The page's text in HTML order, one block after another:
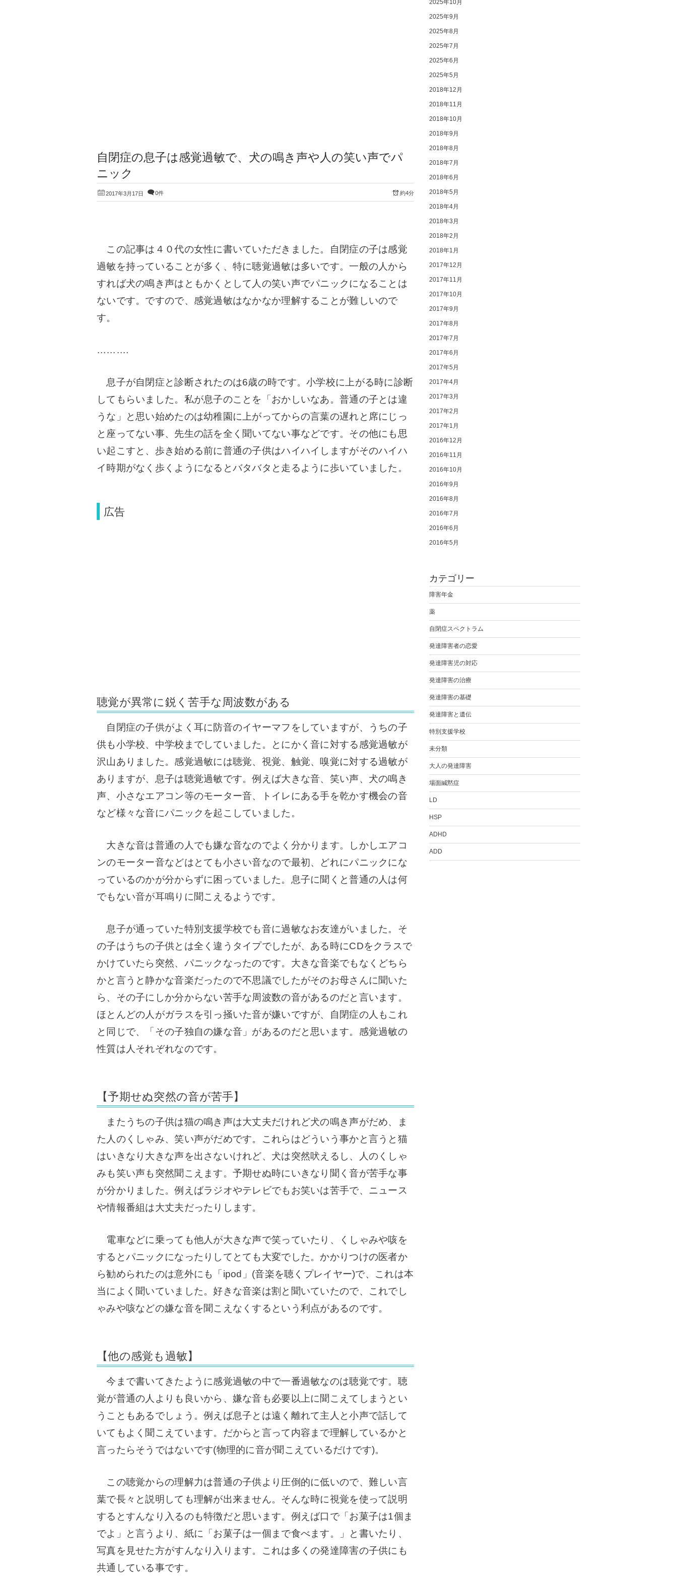
自閉症の息子は感覚過敏で、犬の鳴き声や人の笑い声でパ
ニック
2017年3月17日 0件 約4分
この記事は４０代の女性に書いていただきました。自閉症の子は感覚
過敏を持っていることが多く、特に聴覚過敏は多いです。一般の人から
すれば犬の鳴き声はともかくとして人の笑い声でパニックになることは
ないです。ですので、感覚過敏はなかなか理解することが難しいので
す。
……….
息子が自閉症と診断されたのは6歳の時です。小学校に上がる時に診断
してもらいました。私が息子のことを「おかしいなあ。普通の子とは違
うな」と思い始めたのは幼稚園に上がってからの言葉の遅れと席にじっ
と座ってない事、先生の話を全く聞いてない事などです。その他にも思
い起こすと、歩き始める前に普通の子供はハイハイしますがそのハイハ
イ時期がなく歩くようになるとバタバタと走るように歩いていました。
広告
聴覚が異常に鋭く苦手な周波数がある
自閉症の子供がよく耳に防音のイヤーマフをしていますが、うちの子
供も小学校、中学校までしていました。とにかく音に対する感覚過敏が
沢山ありました。感覚過敏には聴覚、視覚、触覚、嗅覚に対する過敏が
ありますが、息子は聴覚過敏です。例えば大きな音、笑い声、犬の鳴き
声、小さなエアコン等のモーター音、トイレにある手を乾かす機会の音
など様々な音にパニックを起こしていました。
大きな音は普通の人でも嫌な音なのでよく分かります。しかしエアコ
ンのモーター音などはとても小さい音なので最初、どれにパニックにな
っているのかが分からずに困っていました。息子に聞くと普通の人は何
でもない音が耳鳴りに聞こえるようです。
息子が通っていた特別支援学校でも音に過敏なお友達がいました。そ
の子はうちの子供とは全く違うタイプでしたが、ある時にCDをクラスで
かけていたら突然、パニックなったのです。大きな音楽でもなくどちら
かと言うと静かな音楽だったので不思議でしたがそのお母さんに聞いた
ら、その子にしか分からない苦手な周波数の音があるのだと言います。
ほとんどの人がガラスを引っ掻いた音が嫌いですが、自閉症の人もこれ
と同じで、「その子独自の嫌な音」があるのだと思います。感覚過敏の
性質は人それぞれなのです。
【予期せぬ突然の音が苦手】
またうちの子供は猫の鳴き声は大丈夫だけれど犬の鳴き声がだめ、ま
た人のくしゃみ、笑い声がだめです。これらはどういう事かと言うと猫
はいきなり大きな声を出さないけれど、犬は突然吠えるし、人のくしゃ
みも笑い声も突然聞こえます。予期せぬ時にいきなり聞く音が苦手な事
が分かりました。例えばラジオやテレビでもお笑いは苦手で、ニュース
や情報番組は大丈夫だったりします。
電車などに乗っても他人が大きな声で笑っていたり、くしゃみや咳を
するとパニックになったりしてとても大変でした。かかりつけの医者か
ら勧められたのは意外にも「ipod」(音楽を聴くプレイヤー)で、これは本
当によく聞いていました。好きな音楽は割と聞いていたので、これでし
ゃみや咳などの嫌な音を聞こえなくするという利点があるのです。
【他の感覚も過敏】
今まで書いてきたように感覚過敏の中で一番過敏なのは聴覚です。聴
覚が普通の人よりも良いから、嫌な音も必要以上に聞こえてしまうとい
うこともあるでしょう。例えば息子とは遠く離れて主人と小声で話して
いてもよく聞こえています。だからと言って内容まで理解しているかと
言ったらそうではないです(物理的に音が聞こえているだけです)。
この聴覚からの理解力は普通の子供より圧倒的に低いので、難しい言
葉で長々と説明しても理解が出来ません。そんな時に視覚を使って説明
するとすんなり入るのも特徴だと思います。例えば口で「お菓子は1個ま
でよ」と言うより、紙に「お菓子は一個まで食べます。」と書いたり、
写真を見せた方がすんなり入ります。これは多くの発達障害の子供にも
共通している事です。
2025年10月
2025年9月
2025年8月
2025年7月
2025年6月
2025年5月
2018年12月
2018年11月
2018年10月
2018年9月
2018年8月
2018年7月
2018年6月
2018年5月
2018年4月
2018年3月
2018年2月
2018年1月
2017年12月
2017年11月
2017年10月
2017年9月
2017年8月
2017年7月
2017年6月
2017年5月
2017年4月
2017年3月
2017年2月
2017年1月
2016年12月
2016年11月
2016年10月
2016年9月
2016年8月
2016年7月
2016年6月
2016年5月
カテゴリー
障害年金
薬
自閉症スペクトラム
発達障害者の恋愛
発達障害児の対応
発達障害の治療
発達障害の基礎
発達障害と遺伝
特別支援学校
未分類
大人の発達障害
場面緘黙症
LD
HSP
ADHD
ADD